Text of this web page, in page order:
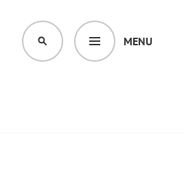
MENU
SEARCH